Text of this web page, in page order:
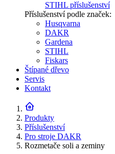
STIHL příslušenství
Příslušenství podle značek:
Husqvarna
DAKR
Gardena
STIHL
Fiskars
Štípané dřevo
Servis
Kontakt
Produkty
Příslušenství
Pro stroje DAKR
Rozmetače soli a zeminy